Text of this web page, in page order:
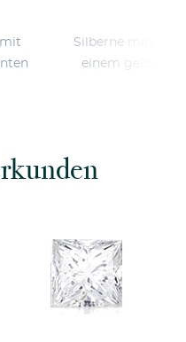
Silberne
einem gelben